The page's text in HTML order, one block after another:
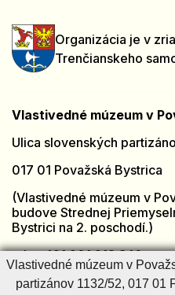
Organizácia je v
Trenčianskeho
Vlastivedné múzeum v
Ulica slovenských
017 01 Považská Bystrica
(Vlastivedné múzeum v
budove Strednej
Bystrici na 2. poschodí.)
tel.: +421 901 918 846
e-mail:
Vlastivedné múzeum v
partizánov 1132/52, 017 01